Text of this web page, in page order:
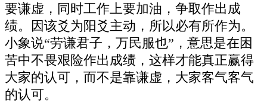
要谦虚，同时工作上要加油，争取作出成
绩。因该爻为阳爻主动，所以必有所作为。
小象说“劳谦君子，万民服也”，意思是在困
苦中不畏艰险作出成绩，这样才能真正赢得
大家的认可，而不是靠谦虚，大家客气客气
的认可。